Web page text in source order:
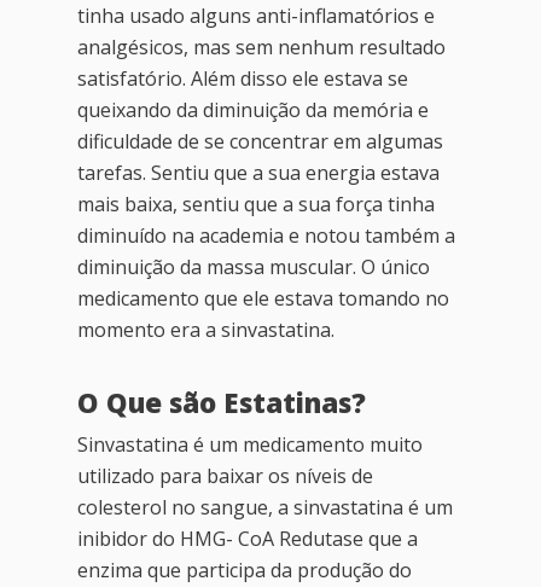
tinha usado alguns anti-inflamatórios e
analgésicos, mas sem nenhum resultado
satisfatório. Além disso ele estava se
queixando da diminuição da memória e
dificuldade de se concentrar em algumas
tarefas. Sentiu que a sua energia estava
mais baixa, sentiu que a sua força tinha
diminuído na academia e notou também a
diminuição da massa muscular. O único
medicamento que ele estava tomando no
momento era a sinvastatina.
O Que são Estatinas?
Sinvastatina é um medicamento muito
utilizado para baixar os níveis de
colesterol no sangue, a sinvastatina é um
inibidor do HMG- CoA Redutase que a
enzima que participa da produção do